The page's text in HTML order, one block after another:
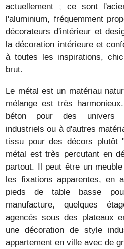
actuellement ; ce sont
l'aluminium, fréquemment
décorateurs d'intérieur et
la décoration intérieure et
à toutes les inspirations,
brut.
Le métal est un matériau
mélange est très
béton pour des univers
industriels ou à d'autres
tissu pour des décors plutôt
métal est très percutant en
partout. Il peut être un
les fixations apparentes, en
pieds de table basse
manufacture, quelques
agencés sous des plateaux
une décoration de style
appartement en ville avec de